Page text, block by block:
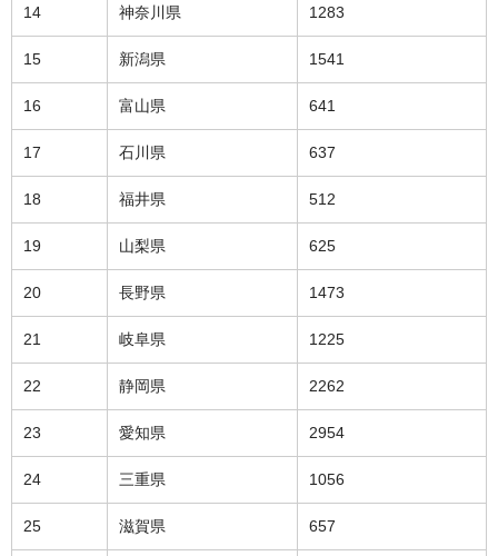
14 神奈川県 1283
15 新潟県 1541
16 富山県 641
17 石川県 637
18 福井県 512
19 山梨県 625
20 長野県 1473
21 岐阜県 1225
22 静岡県 2262
23 愛知県 2954
24 三重県 1056
25 滋賀県 657